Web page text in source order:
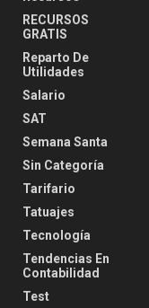
RECURSOS
GRATIS
Reparto De
Utilidades
Salario
SAT
Semana Santa
Sin Categoría
Tarifario
Tatuajes
Tecnología
Tendencias En
Contabilidad
Test